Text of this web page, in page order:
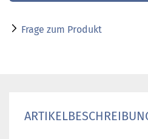
Frage zum Produkt